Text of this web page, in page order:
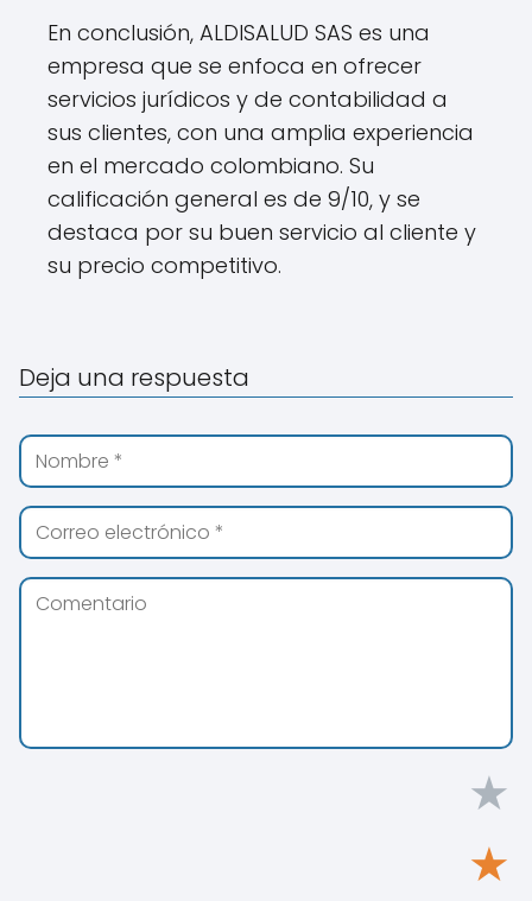
En conclusión, ALDISALUD SAS es una
empresa que se enfoca en ofrecer
servicios jurídicos y de contabilidad a
sus clientes, con una amplia experiencia
en el mercado colombiano. Su
calificación general es de 9/10, y se
destaca por su buen servicio al cliente y
su precio competitivo.
Deja una respuesta
★
★